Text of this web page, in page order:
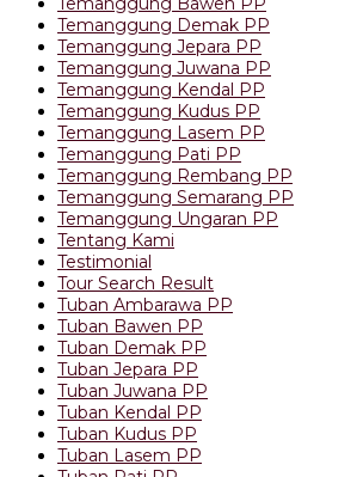
Temanggung Demak PP
Temanggung Jepara PP
Temanggung Juwana PP
Temanggung Kendal PP
Temanggung Kudus PP
Temanggung Lasem PP
Temanggung Pati PP
Temanggung Rembang PP
Temanggung Semarang PP
Temanggung Ungaran PP
Tentang Kami
Testimonial
Tour Search Result
Tuban Ambarawa PP
Tuban Bawen PP
Tuban Demak PP
Tuban Jepara PP
Tuban Juwana PP
Tuban Kendal PP
Tuban Kudus PP
Tuban Lasem PP